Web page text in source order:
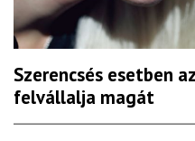
Szerencsés esetben
felvállalja magát